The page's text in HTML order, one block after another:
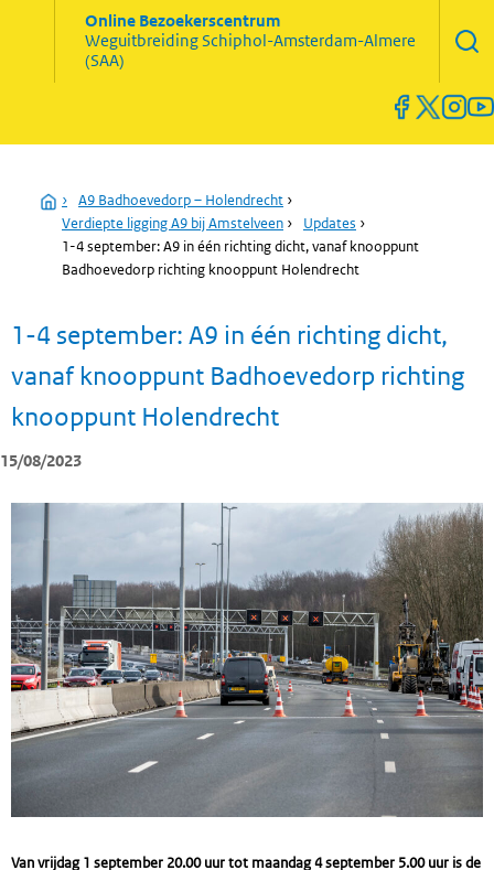
Online Bezoekerscentrum
WeguitbreidingSchiphol-Amsterdam-Almere
(SAA)
Home
› A9 Badhoevedorp – Holendrecht ›
Verdiepte ligging A9 bij Amstelveen › Updates ›
1-4 september: A9 in één richting dicht, vanaf knooppunt
Badhoevedorp richting knooppunt Holendrecht
1-4 september: A9 in één richting dicht,
vanaf knooppunt Badhoevedorp richting
knooppunt Holendrecht
15/08/2023
Van vrijdag 1 september 20.00 uur tot maandag 4 september 5.00 uur is de